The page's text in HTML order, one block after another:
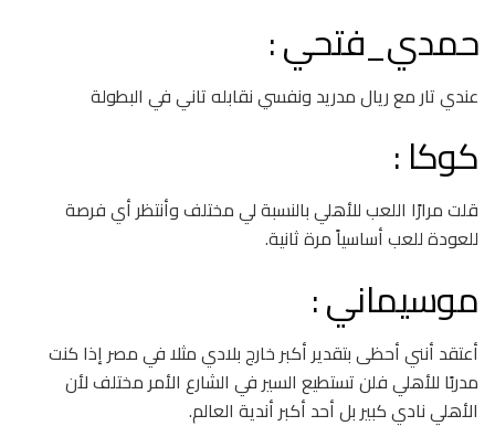
حمدي_فتحي :
عندي تار مع ريال مدريد ونفسي نقابله تاني في البطولة
كوكا :
قلت مرارًا اللعب للأهلي بالنسبة لي مختلف وأنتظر أي فرصة
للعودة للعب أساسياً مرة ثانية.
موسيماني :
أعتقد أنني أحظى بتقدير أكبر خارج بلادي مثلا في مصر إذا كنت
مدربًا للأهلي فلن تستطيع السير في الشارع الأمر مختلف لأن
الأهلي نادي كبير بل أحد أكبر أندية العالم.